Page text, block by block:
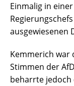
Einmalig in
ausgewiesenen
Kemmerich war
Stimmen der
beharrte jedoch